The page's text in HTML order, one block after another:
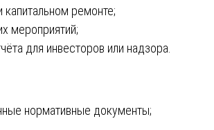
ремонте;
мероприятий;
для инвесторов или надзора.
нормативные документы;